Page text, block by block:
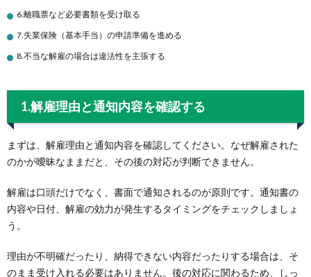
6.離職票など必要書類を受け取る
7.失業保険（基本手当）の申請準備を進める
8.不当な解雇の場合は違法性を主張する
1.解雇理由と通知内容を確認する
まずは、解雇理由と通知内容を確認してください。なぜ解雇された
のかが曖昧なままだと、その後の対応が判断できません。
解雇は口頭だけでなく、書面で通知されるのが原則です。通知書の
内容や日付、解雇の効力が発生するタイミングをチェックしましょ
う。
理由が不明確だったり、納得できない内容だったりする場合は、そ
のまま受け入れる必要はありません。後の対応に関わるため、しっ